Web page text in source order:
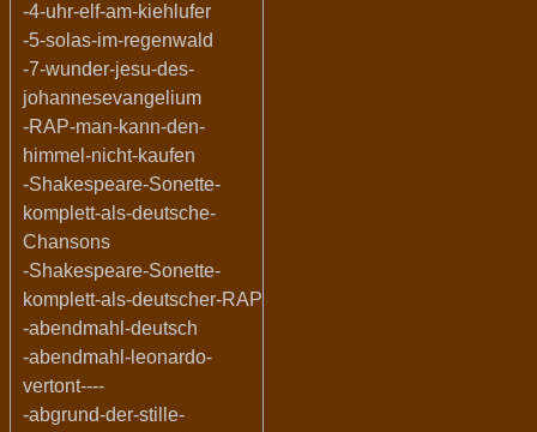
-4-uhr-elf-am-kiehlufer
-5-solas-im-regenwald
-7-wunder-jesu-des-
johannesevangelium
-RAP-man-kann-den-
himmel-nicht-kaufen
-Shakespeare-Sonette-
komplett-als-deutsche-
Chansons
-Shakespeare-Sonette-
komplett-als-deutscher-RAP
-abendmahl-deutsch
-abendmahl-leonardo-
vertont----
-abgrund-der-stille-